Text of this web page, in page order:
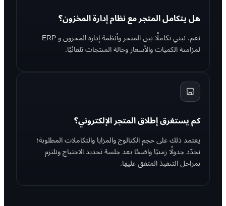
هل يتكامل المتجر مع نظام إدارة المخزون؟
نعم، نبني تكاملًا بين المتجر وأنظمة إدارة المخزون و ERP
لمزامنة الكميات والأسعار وحالة المنتجات تلقائيًا.
كم يستغرق إطلاق المتجر الإلكتروني؟
يعتمد ذلك على حجم الكتالوج والمزايا والتكاملات المطلوبة؛
نحدّد جدولًا زمنيًا واضحًا بعد جلسة تحديد الاحتياج ونلتزم
بمراحل التنفيذ المتفق عليها.